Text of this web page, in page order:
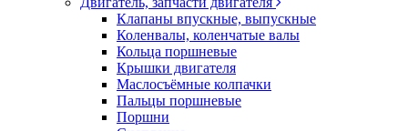
Клапаны впускные, выпускные
Коленвалы, коленчатые валы
Кольца поршневые
Крышки двигателя
Маслосъёмные колпачки
Пальцы поршневые
Поршни